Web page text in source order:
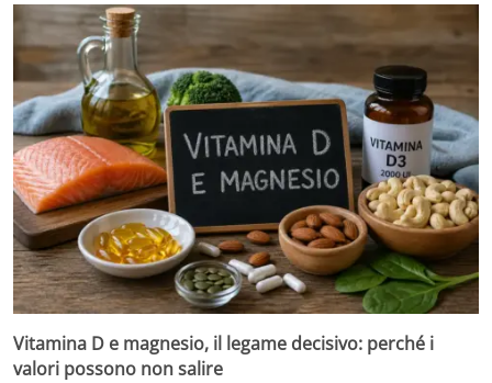
Vitamina D e magnesio, il legame decisivo: perché i
valori possono non salire